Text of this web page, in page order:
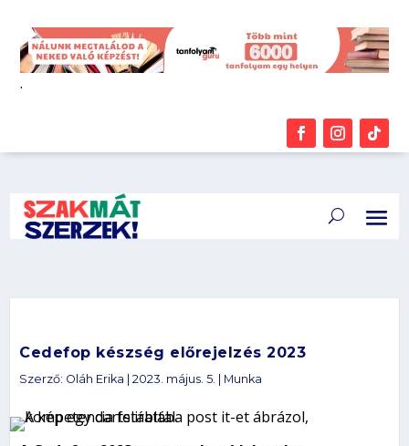
.
Cedefop készség előrejelzés 2023
Szerző: Oláh Erika |2023. május. 5. Munka